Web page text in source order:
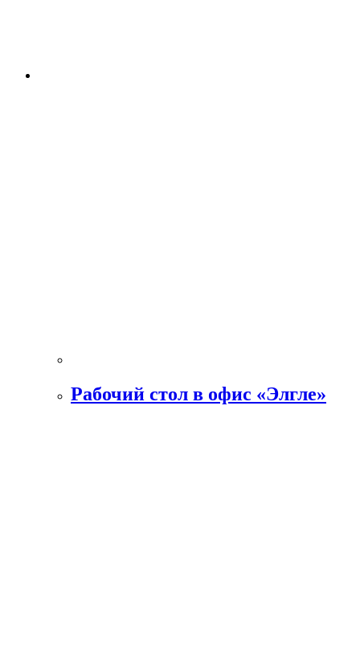
Рабочий стол в офис «Элгле»